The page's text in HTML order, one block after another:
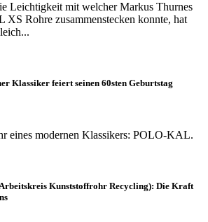
Leichtigkeit mit welcher Markus Thurnes
Rohre zusammenstecken konnte, hat
Klassiker feiert seinen 60sten Geburtstag
eines modernen Klassikers: POLO-KAL.
Kunststoffrohr Recycling): Die Kraft